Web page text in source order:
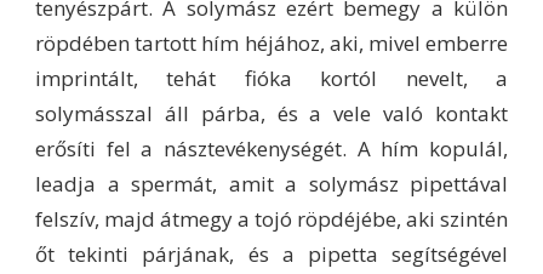
tenyészpárt. A solymász ezért bemegy a külön
röpdében tartott hím héjához, aki, mivel emberre
imprintált, tehát fióka kortól nevelt, a
solymásszal áll párba, és a vele való kontakt
erősíti fel a násztevékenységét. A hím kopulál,
leadja a spermát, amit a solymász pipettával
felszív, majd átmegy a tojó röpdéjébe, aki szintén
őt tekinti párjának, és a pipetta segítségével